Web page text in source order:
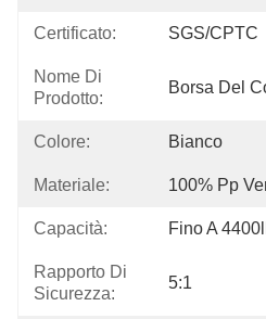
Certificato: SGS/CPTC
Nome Di
Prodotto:
Borsa Del
Colore: Bianco
Materiale: 100% Pp
Capacità: Fino A
Rapporto Di
Sicurezza:
5:1